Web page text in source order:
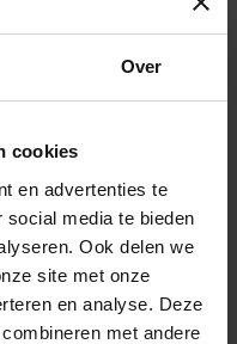
Over
cookies
en advertenties te
media te bieden
Ook delen we
site met onze
en analyse. Deze
met andere
OP
zoeken
uw plaatsnaam of